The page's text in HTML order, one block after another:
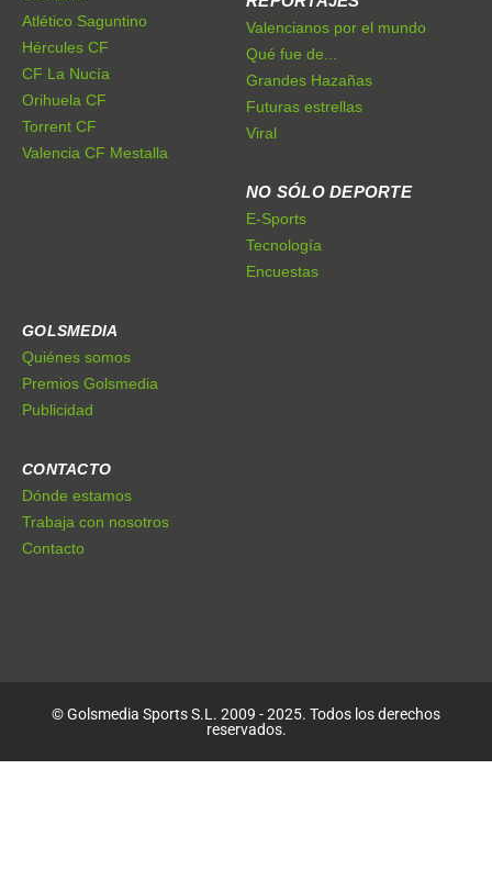
Atlético Saguntino
Hércules CF
CF La Nucía
Orihuela CF
Torrent CF
Valencia CF Mestalla
Valencianos por el mundo
Qué fue de...
Grandes Hazañas
Futuras estrellas
Viral
NO SÓLO DEPORTE
E-Sports
Tecnología
Encuestas
GOLSMEDIA
Quiénes somos
Premios Golsmedia
Publicidad
CONTACTO
Dónde estamos
Trabaja con nosotros
Contacto
© Golsmedia Sports S.L. 2009 - 2025. Todos los derechos
reservados.